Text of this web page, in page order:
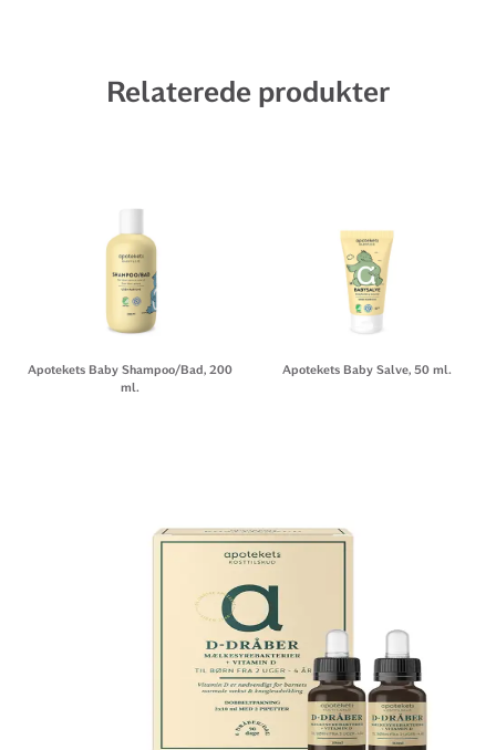
Relaterede produkter
Apotekets Baby Shampoo/Bad, 200
ml.
Apotekets Baby Salve, 50 ml.